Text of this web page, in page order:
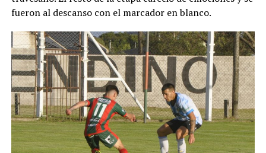
fueron al descanso con el marcador en blanco.